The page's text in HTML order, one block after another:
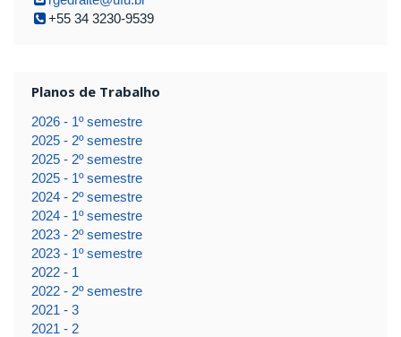
+55 34 3230-9539
Planos de Trabalho
2026 - 1º semestre
2025 - 2º semestre
2025 - 2º semestre
2025 - 1º semestre
2024 - 2º semestre
2024 - 1º semestre
2023 - 2º semestre
2023 - 1º semestre
2022 - 1
2022 - 2º semestre
2021 - 3
2021 - 2